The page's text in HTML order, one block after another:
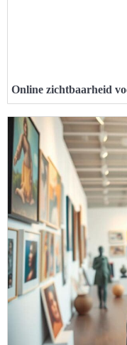
Online zichtbaarheid